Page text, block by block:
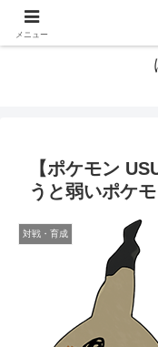
【ポケモン
うと弱いポケ
対戦・育成
メニュー